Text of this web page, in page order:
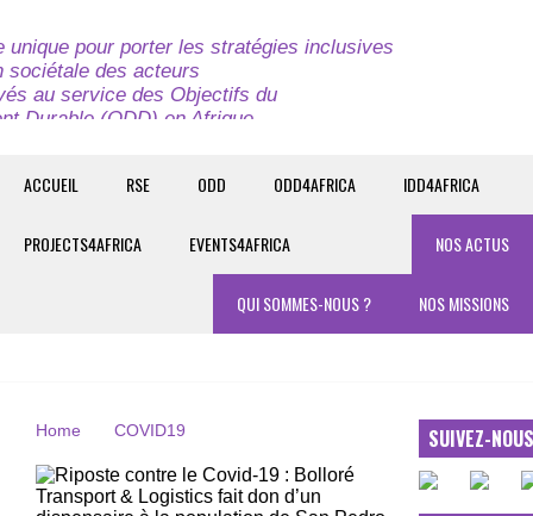
unique pour porter les stratégies inclusives
sociétale des acteurs
au service des Objectifs du
Durable (ODD) en Afrique.
ACCUEIL RSE ODD ODD4AFRICA IDD4AFRICA
PROJECTS4AFRICA EVENTS4AFRICA NOS ACTUS
NOS MISSIONS
QUI SOMMES-NOUS ?
Home COVID19 SUIVEZ-